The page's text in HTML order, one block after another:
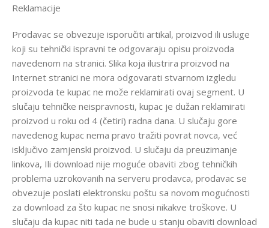
Reklamacije
Prodavac se obvezuje isporučiti artikal, proizvod ili usluge
koji su tehnički ispravni te odgovaraju opisu proizvoda
navedenom na stranici. Slika koja ilustrira proizvod na
Internet stranici ne mora odgovarati stvarnom izgledu
proizvoda te kupac ne može reklamirati ovaj segment. U
slučaju tehničke neispravnosti, kupac je dužan reklamirati
proizvod u roku od 4 (četiri) radna dana. U slučaju gore
navedenog kupac nema pravo tražiti povrat novca, već
isključivo zamjenski proizvod. U slučaju da preuzimanje
linkova, Ili download nije moguće obaviti zbog tehničkih
problema uzrokovanih na serveru prodavca, prodavac se
obvezuje poslati elektronsku poštu sa novom mogućnosti
za download za što kupac ne snosi nikakve troškove. U
slučaju da kupac niti tada ne bude u stanju obaviti download